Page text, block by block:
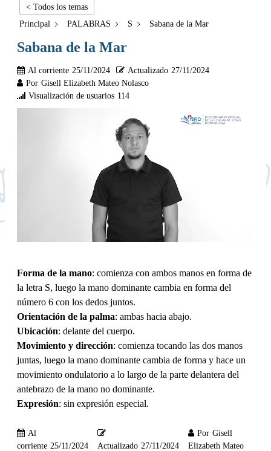
< Todos los temas
Principal
PALABRAS S Sabana de la Mar
Sabana de la Mar
Al corriente 25/11/2024 Actualizado 27/11/2024
Por Gisell Elizabeth Mateo Nolasco
Visualización de usuarios 114
Forma de la mano: comienza con ambos manos en forma de
la letra S, luego la mano dominante cambia en forma del
número 6 con los dedos juntos.
Orientación de la palma: ambas hacia abajo.
Ubicación: delante del cuerpo.
Movimiento y dirección: comienza tocando las dos manos
juntas, luego la mano dominante cambia de forma y hace un
movimiento ondulatorio a lo largo de la parte delantera del
antebrazo de la mano no dominante.
Expresión: sin expresión especial.
Al
corriente 25/11/2024 Actualizado 27/11/2024
Por Gisell
Elizabeth Mateo